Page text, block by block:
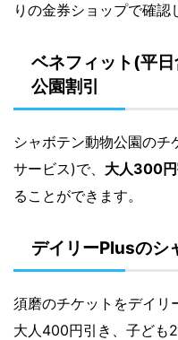
りの金券ショップで確認
ベネフィット(平
公園割引
シャボテン動物公園の
サービス)で、 大人300円
ることができます。
デイリーPlusのシ
須磨のチケットをデイリ
大人400円引き、子ども